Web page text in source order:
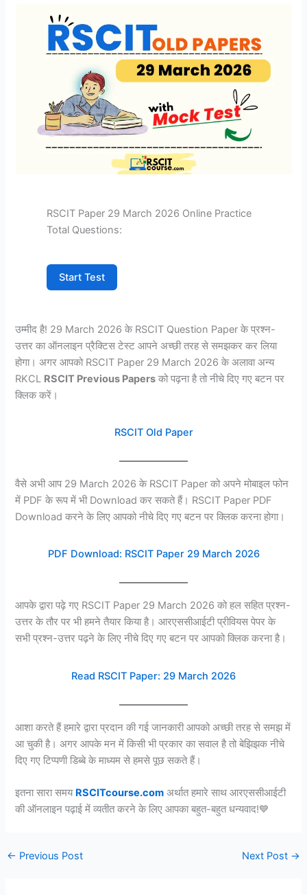
RSCIT Paper 29 March 2026 Online Practice
Total Questions:
Start Test
उम्मीद है! 29 March 2026 के RSCIT Question Paper के प्रश्न-
उत्तर का ऑनलाइन प्रैक्टिस टेस्ट आपने अच्छी तरह से समझकर कर लिया
होगा। अगर आपको RSCIT Paper 29 March 2026 के अलावा अन्य
RKCL RSCIT Previous Papers को पढ़ना है तो नीचे दिए गए बटन पर
क्लिक करें।
RSCIT Old Paper
वैसे अभी आप 29 March 2026 के RSCIT Paper को अपने मोबाइल फोन
में PDF के रूप में भी Download कर सकते हैं। RSCIT Paper PDF
Download करने के लिए आपको नीचे दिए गए बटन पर क्लिक करना होगा।
PDF Download: RSCIT Paper 29 March 2026
आपके द्वारा पढ़े गए RSCIT Paper 29 March 2026 को हल सहित प्रश्न-
उत्तर के तौर पर भी हमने तैयार किया है। आरएससीआईटी प्रीवियस पेपर के
सभी प्रश्न-उत्तर पढ़ने के लिए नीचे दिए गए बटन पर आपको क्लिक करना है।
Read RSCIT Paper: 29 March 2026
आशा करते हैं हमारे द्वारा प्रदान की गई जानकारी आपको अच्छी तरह से समझ में
आ चुकी है। अगर आपके मन में किसी भी प्रकार का सवाल है तो बेझिझक नीचे
दिए गए टिप्पणी डिब्बे के माध्यम से हमसे पूछ सकते हैं।
इतना सारा समय RSCITcourse.com अर्थात हमारे साथ आरएससीआईटी
की ऑनलाइन पढ़ाई में व्यतीत करने के लिए आपका बहुत-बहुत धन्यवाद!💙
← Previous Post Next Post →